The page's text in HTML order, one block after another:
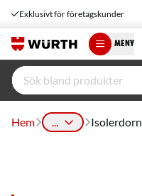
Exklusivt för företagskunder
MENY
Hem ... Isolerdorn